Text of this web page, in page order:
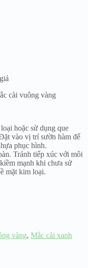
cài vuông vàng
hoặc sử dụng que
vào vị trí sườn hàm để
phục hình.
Tránh tiếp xúc với môi
mạnh khi chưa sử
mặt kim loại.
vàng, Mắc cài xanh